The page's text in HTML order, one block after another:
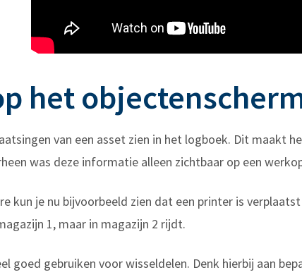
het
van een asset zien in het logboek. Dit maakt
was deze informatie alleen zichtbaar op een
kun je nu bijvoorbeeld zien dat een printer is
1, maar in magazijn 2 rijdt.
goed gebruiken voor wisseldelen. Denk hierbij aan